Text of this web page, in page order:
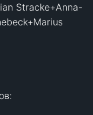
Stracke+Anna-